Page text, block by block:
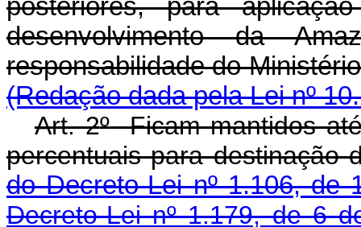
posteriores, para
desenvolvimento da
responsabilidade do
(Redação dada pela Lei nº
Art. 2ºFicam mantidos
percentuais para
do Decreto-Lei nº 1.106, de
Decreto-Lei nº 1.179, de 6